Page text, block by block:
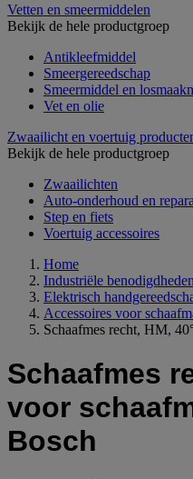
Vetten en smeermiddelen
Bekijk de hele productgroep
Antikleefmiddel
Smeergereedschap
Smeermiddel en
Vet en olie
Zwaailicht en voertuig
Bekijk de hele productgroep
Zwaailichten
Auto-onderhoud en
Step en fiets
Voertuig accessoires
Home
Industriële
Elektrisch
Accessoires voor
Schaafmes recht, HM,
Schaafmes
voor
Bosch